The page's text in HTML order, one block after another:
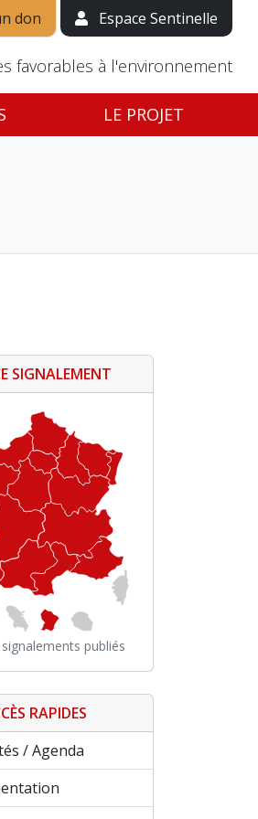
don Espace Sentinelle
favorables à l'environnement
LE PROJET
SIGNALEMENT
publiés
RAPIDES
/ Agenda